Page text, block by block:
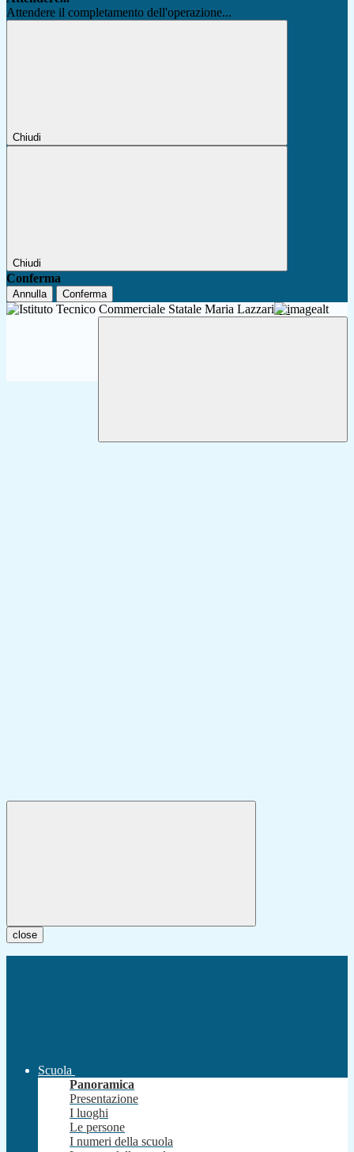
Attendere il completamento dell'operazione...
Chiudi
Chiudi
Conferma
Annulla Conferma
close
Scuola
Panoramica
Presentazione
I luoghi
Le persone
I numeri della scuola